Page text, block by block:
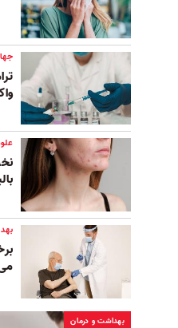
بهداشت و درمان